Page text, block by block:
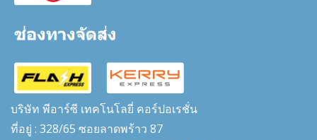
บริษัท พีอาร์ซี เทคโนโลยี่ คอร์ปอเรชั่น
ที่อยู่ : 328/65 ซอยลาดพร้าว 87